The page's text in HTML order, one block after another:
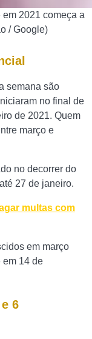
2021 começa a
/ Google)
semana são
no final de
de 2021. Quem
março e
no decorrer do
27 de janeiro.
multas com
em março
em 14 de
6